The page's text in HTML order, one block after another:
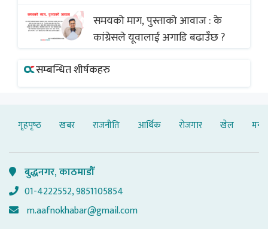
समयको माग, पुस्ताको आवाज : के
कांग्रेसले यूवालाई अगाडि बढाउँछ ?
सम्बन्धित शीर्षकहरु
गृहपृष्‍ठ खबर राजनीति आर्थिक रोजगार खेल
बुद्धनगर, काठमाडौँ
01-4222552, 9851105854
m.aafnokhabar@gmail.com